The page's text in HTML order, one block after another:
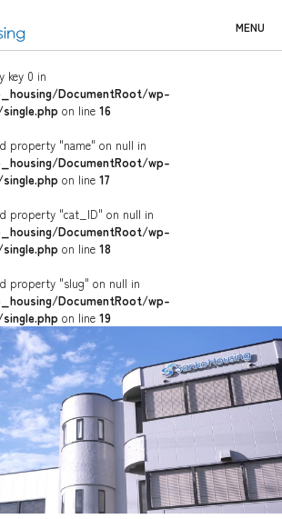
MENU
key 0 in
DocumentRoot/wp-
on line 16
property "name" on null in
DocumentRoot/wp-
on line 17
property "cat_ID" on null in
DocumentRoot/wp-
on line 18
property "slug" on null in
DocumentRoot/wp-
on line 19